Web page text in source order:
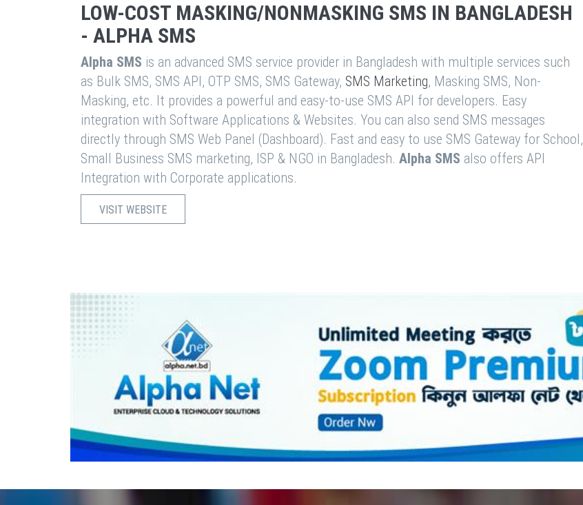
LOW-COST MASKING/NONMASKING SMS IN BANGLADESH
- ALPHA SMS
Alpha SMS is an advanced SMS service provider in Bangladesh with multiple services such
as Bulk SMS, SMS API, OTP SMS, SMS Gateway, SMS Marketing, Masking SMS, Non-
Masking, etc. It provides a powerful and easy-to-use SMS API for developers. Easy
integration with Software Applications & Websites. You can also send SMS messages
directly through SMS Web Panel (Dashboard). Fast and easy to use SMS Gateway for School,
Small Business SMS marketing, ISP & NGO in Bangladesh. Alpha SMS also offers API
Integration with Corporate applications.
VISIT WEBSITE